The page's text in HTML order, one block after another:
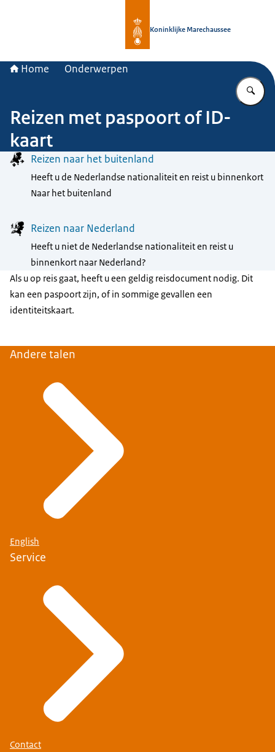
Koninklijke Marechaussee
Home Onderwerpen
Reizen met paspoort of ID-
kaart
MenuReizen naar het buitenland
Heeft u de Nederlandse nationaliteit en reist u binnenkort
Naar het buitenland
Reizen naar Nederland
Heeft u niet de Nederlandse nationaliteit en reist u
binnenkort naar Nederland?
Als u op reis gaat, heeft u een geldig reisdocument nodig. Dit
kan een paspoort zijn, of in sommige gevallen een
identiteitskaart.
Andere talen
English
Service
Contact